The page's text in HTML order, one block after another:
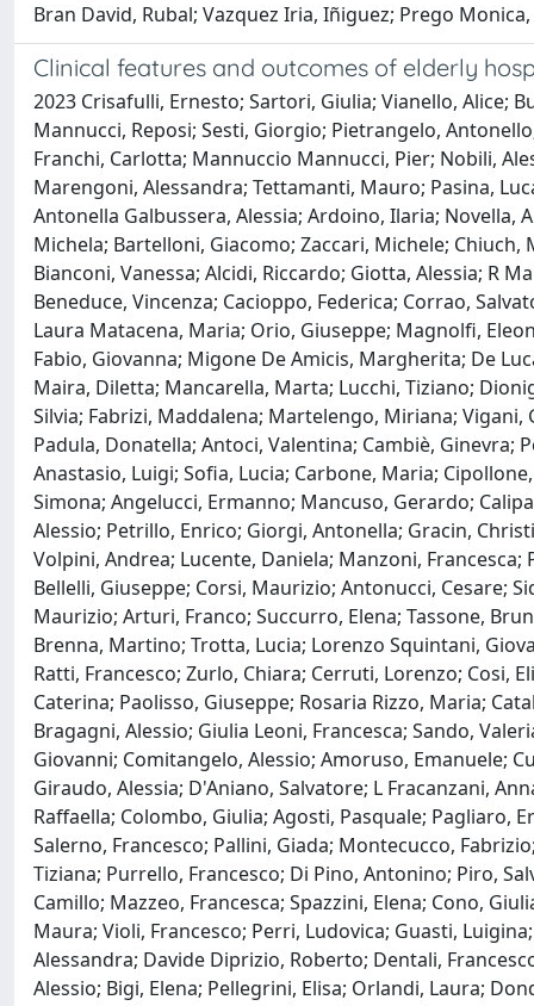
Bran David, Rubal; Vazquez Iria, Iñiguez; Prego Monica,
Clinical features and outcomes of elderly
2023 Crisafulli, Ernesto; Sartori, Giulia; Vianello, Alice;
Mannucci, Reposi; Sesti, Giorgio; Pietrangelo,
Franchi, Carlotta; Mannuccio Mannucci, Pier; Nobili,
Marengoni, Alessandra; Tettamanti, Mauro; Pasina,
Antonella Galbussera, Alessia; Ardoino, Ilaria; Novella,
Michela; Bartelloni, Giacomo; Zaccari, Michele;
Bianconi, Vanessa; Alcidi, Riccardo; Giotta, Alessia; R
Beneduce, Vincenza; Cacioppo, Federica; Corrao,
Laura Matacena, Maria; Orio, Giuseppe; Magnolfi,
Fabio, Giovanna; Migone De Amicis, Margherita; De
Maira, Diletta; Mancarella, Marta; Lucchi, Tiziano;
Silvia; Fabrizi, Maddalena; Martelengo, Miriana;
Padula, Donatella; Antoci, Valentina; Cambiè, Ginevra;
Anastasio, Luigi; Sofia, Lucia; Carbone, Maria;
Simona; Angelucci, Ermanno; Mancuso, Gerardo;
Alessio; Petrillo, Enrico; Giorgi, Antonella; Gracin,
Volpini, Andrea; Lucente, Daniela; Manzoni,
Bellelli, Giuseppe; Corsi, Maurizio; Antonucci, Cesare;
Maurizio; Arturi, Franco; Succurro, Elena; Tassone,
Brenna, Martino; Trotta, Lucia; Lorenzo Squintani,
Ratti, Francesco; Zurlo, Chiara; Cerruti, Lorenzo; Cosi,
Caterina; Paolisso, Giuseppe; Rosaria Rizzo, Maria;
Bragagni, Alessio; Giulia Leoni, Francesca; Sando,
Giovanni; Comitangelo, Alessio; Amoruso, Emanuele;
Giraudo, Alessia; D'Aniano, Salvatore; L Fracanzani,
Raffaella; Colombo, Giulia; Agosti, Pasquale; Pagliaro,
Salerno, Francesco; Pallini, Giada; Montecucco,
Tiziana; Purrello, Francesco; Di Pino, Antonino; Piro,
Camillo; Mazzeo, Francesca; Spazzini, Elena; Cono,
Maura; Violi, Francesco; Perri, Ludovica; Guasti,
Alessandra; Davide Diprizio, Roberto; Dentali,
Alessio; Bigi, Elena; Pellegrini, Elisa; Orlandi, Laura;